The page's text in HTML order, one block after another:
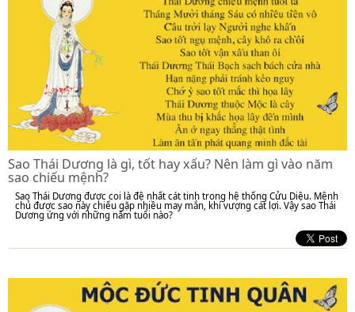
Sao Thái Dương là gì, tốt hay xấu? Nên làm gì vào năm
sao chiếu mệnh?
Sao Thái Dương được coi là đệ nhất cát tinh trong hệ thống Cửu Diệu. Mệnh
chủ được sao này chiếu gặp nhiều may mắn, khí vượng cát lợi. Vậy sao Thái
Dương ứng với những năm tuổi nào?